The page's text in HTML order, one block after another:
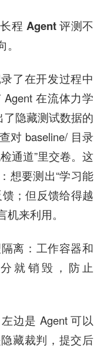
长程 Agent 评测不
。
了在开发过程中
在流体力学
隐藏测试数据的
对 baseline/ 目录
通道”里交卷。这
想要测出“学习能
；但反馈给得越
来利用。
离：工作容器和
就销毁，防止
边是 Agent 可以
藏裁判，提交后